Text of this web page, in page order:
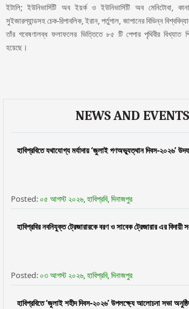
ইটালি; ইউনিভার্সিটি অব ইয়র্ক ও ইউনিভার্সিটি অব মেনিটোবা,
সুইজারল্যান্ডসহ চেক-রিপাবলিক, ইরান, পর্তুগাল, জাপানের বিভিন্ন
তাঁর গবেষণালব্ধ ফলাফলের ভিত্তিতে ৮৫ টি পেপার পৃথিবীর বিখ্যাত
হয়েছে।
NEWS AND EVENTS
হাবিপ্রবিতে যথাযোগ্য মর্যাদায় ‘জুলাই গণঅভ্যূত্থান দিবস-২০২৬’
Posted: ০৫ আগস্ট ২০২৬, হাবিপ্রবি, দিনাজপুর
হাবিপ্রবির নবনিযুক্ত ট্রেজারারকে বরণ ও সাবেক ট্রেজারার এর বিদায়ী
Posted: ০৩ আগস্ট ২০২৬, হাবিপ্রবি, দিনাজপুর
হাবিপ্রবিতে ‘জুলাই শহীদ দিবস-২০২৬’ উপলক্ষ্যে আলোচনা সভা